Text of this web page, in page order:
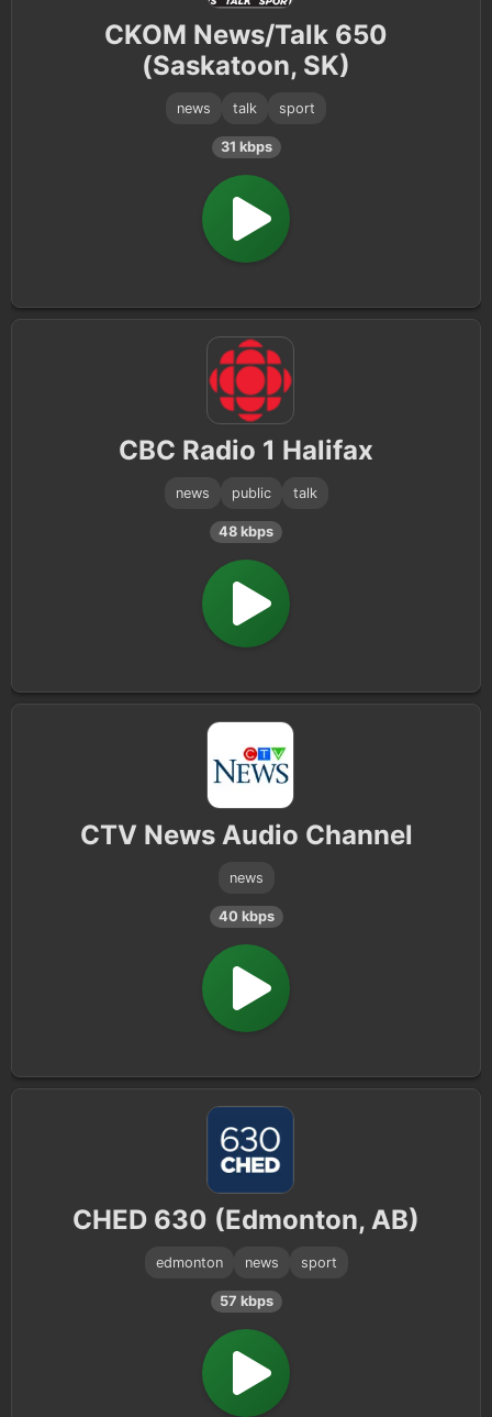
CKOM News/Talk 650
(Saskatoon, SK)
news talk sport
31 kbps
CBC Radio 1 Halifax
news public talk
48 kbps
CTV News Audio Channel
news
40 kbps
CHED 630 (Edmonton, AB)
edmonton news sport
57 kbps